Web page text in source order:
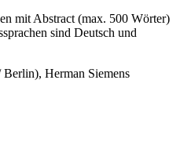
mit Abstract (max. 500 Wörter)
sind Deutsch und
Herman Siemens